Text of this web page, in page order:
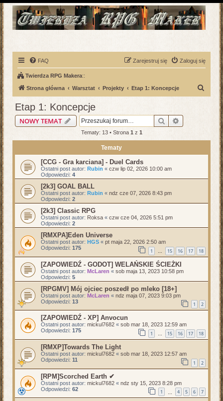
FAQ Zaloguj się
Zarejestruj się
Twierdza RPG Makera::
Strona główna Warsztat Projekty Etap 1: Koncepcje
Etap 1: Koncepcje
NOWY TEMAT Szukaj
Tematy: 13 • Strona 1 z 1
Tematy
[CCG - Gra karciana] - Duel Cards
Ostatni post autor: Rubin « czw lip 02, 2026 10:00 am
Odpowiedzi: 4
[2k3] GOAL BALL
Ostatni post autor: Rubin « ndz cze 07, 2026 8:43 pm
Odpowiedzi: 2
[2k3] Classic RPG
Ostatni post autor: Roksa « czw cze 04, 2026 5:51 pm
Odpowiedzi: 2
[RMXPA]Eden Universe
Ostatni post autor: HGS « pt maja 22, 2026 2:50 am
Odpowiedzi: 175 1 … 15 16 17 18
[ZAPOWIEDŹ - GODOT] WELAŃSKIE ŚCIEŻKI
Ostatni post autor: McLaren « sob maja 13, 2023 10:58 pm
Odpowiedzi: 5
[RPGMV] Mój ojciec poszedł po mleko [18+]
Ostatni post autor: McLaren « ndz maja 07, 2023 9:03 pm
Odpowiedzi: 13 1 2
[ZAPOWIEDŹ - XP] Anvocun
Ostatni post autor: mickul7682 « sob mar 18, 2023 12:59 am
Odpowiedzi: 175 1 … 15 16 17 18
[RMXP]Towards The Light
Ostatni post autor: mickul7682 « sob mar 18, 2023 12:57 am
Odpowiedzi: 11 1 2
[RPM]Scorched Earth ✔
Ostatni post autor: mickul7682 « ndz sty 15, 2023 8:28 pm
Odpowiedzi: 62 1 4 5 6 7